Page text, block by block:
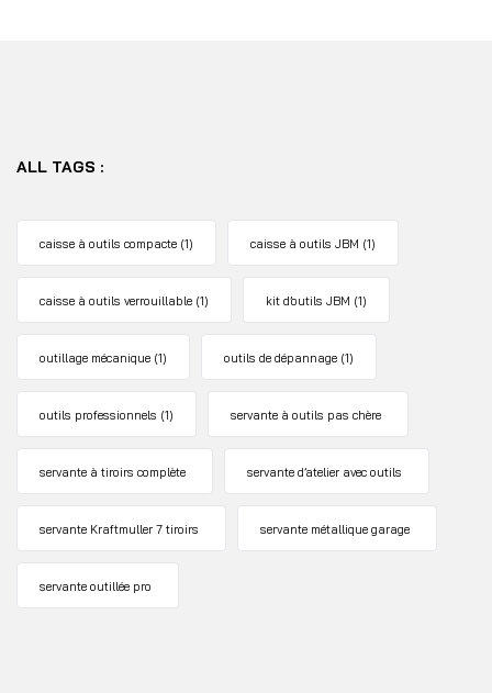
ALL TAGS :
caisse à outils compacte (1) caisse à outils JBM (1)
caisse à outils verrouillable (1) kit d’outils JBM (1)
outillage mécanique (1) outils de dépannage (1)
outils professionnels (1) servante à outils pas chère
servante à tiroirs complète servante d’atelier avec outils
servante Kraftmuller 7 tiroirs servante métallique garage
servante outillée pro